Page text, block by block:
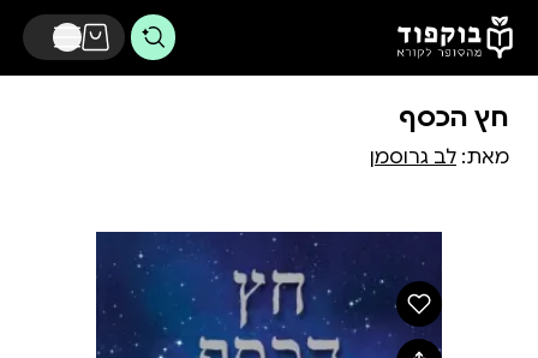
דלג לתוכן הראשי
חץ הכסף
מאת: לב גרוסמן